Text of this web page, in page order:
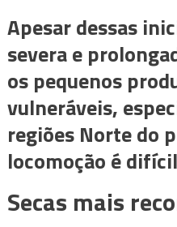
Apesar dessas
severa e
os pequenos
vulneráveis,
regiões Norte do
locomoção é
Secas mais